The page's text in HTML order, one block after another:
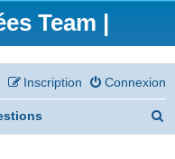
Team |
Connexion
Inscription